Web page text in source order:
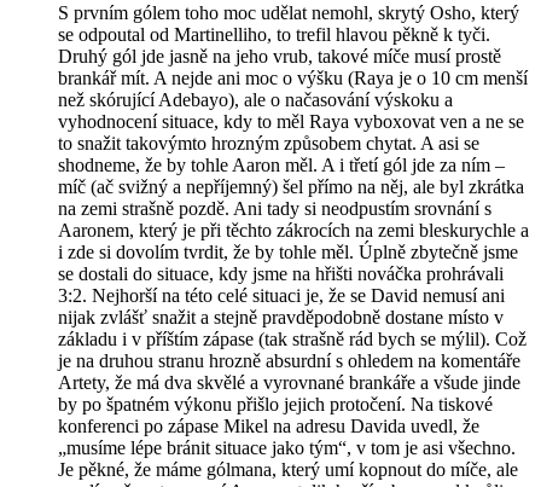
S prvním gólem toho moc udělat nemohl, skrytý Osho, který
se odpoutal od Martinelliho, to trefil hlavou pěkně k tyči.
Druhý gól jde jasně na jeho vrub, takové míče musí prostě
brankář mít. A nejde ani moc o výšku (Raya je o 10 cm menší
než skórující Adebayo), ale o načasování výskoku a
vyhodnocení situace, kdy to měl Raya vyboxovat ven a ne se
to snažit takovýmto hrozným způsobem chytat. A asi se
shodneme, že by tohle Aaron měl. A i třetí gól jde za ním –
míč (ač svižný a nepříjemný) šel přímo na něj, ale byl zkrátka
na zemi strašně pozdě. Ani tady si neodpustím srovnání s
Aaronem, který je při těchto zákrocích na zemi bleskurychle a
i zde si dovolím tvrdit, že by tohle měl. Úplně zbytečně jsme
se dostali do situace, kdy jsme na hřišti nováčka prohrávali
3:2. Nejhorší na této celé situaci je, že se David nemusí ani
nijak zvlášť snažit a stejně pravděpodobně dostane místo v
základu i v příštím zápase (tak strašně rád bych se mýlil). Což
je na druhou stranu hrozně absurdní s ohledem na komentáře
Artety, že má dva skvělé a vyrovnané brankáře a všude jinde
by po špatném výkonu přišlo jejich protočení. Na tiskové
konferenci po zápase Mikel na adresu Davida uvedl, že
„musíme lépe bránit situace jako tým“, v tom je asi všechno.
Je pěkné, že máme gólmana, který umí kopnout do míče, ale